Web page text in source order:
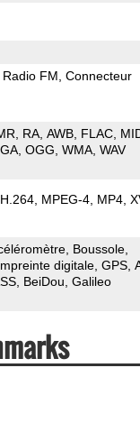
Radio FM Connecteur
RA AWB FLAC
OGG WMA WAV
H.264 MPEG-4 MP4
Boussole
digitale GPS
BeiDou Galileo